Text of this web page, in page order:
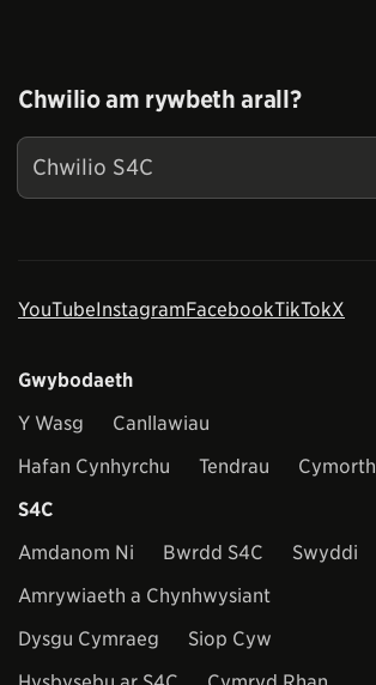
Chwilio am rywbeth arall?
YouTubeInstagramFacebookTikTokX
Gwybodaeth
Y Wasg
Canllawiau
Hafan Cynhyrchu
Tendrau
Cymorth
S4C
Amdanom Ni
Bwrdd S4C
Swyddi
Amrywiaeth a Chynhwysiant
Dysgu Cymraeg
Siop Cyw